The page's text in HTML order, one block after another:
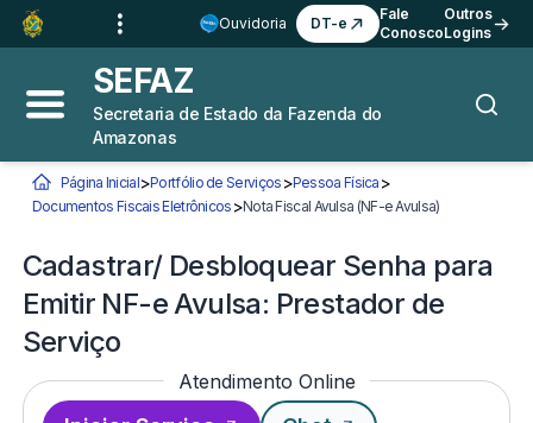
Ir para o
Conteúdo
Ir para a
Navegação 3
Ir para o
Rodapé 4
Ouvidoria DT-e
Fale
Conosco
Outros
Logins
Abrir menu principal
SEFAZ
Secretaria de Estado da Fazenda do
Amazonas
Você está aqui:
Página Inicial>Portfólio de Serviços >Pessoa Física >
Documentos Fiscais Eletrônicos >Nota Fiscal Avulsa (NF-e Avulsa)Cadastrar/
Cadastrar/ Desbloquear Senha para
Emitir NF-e Avulsa: Prestador de
Serviço
Atendimento Online